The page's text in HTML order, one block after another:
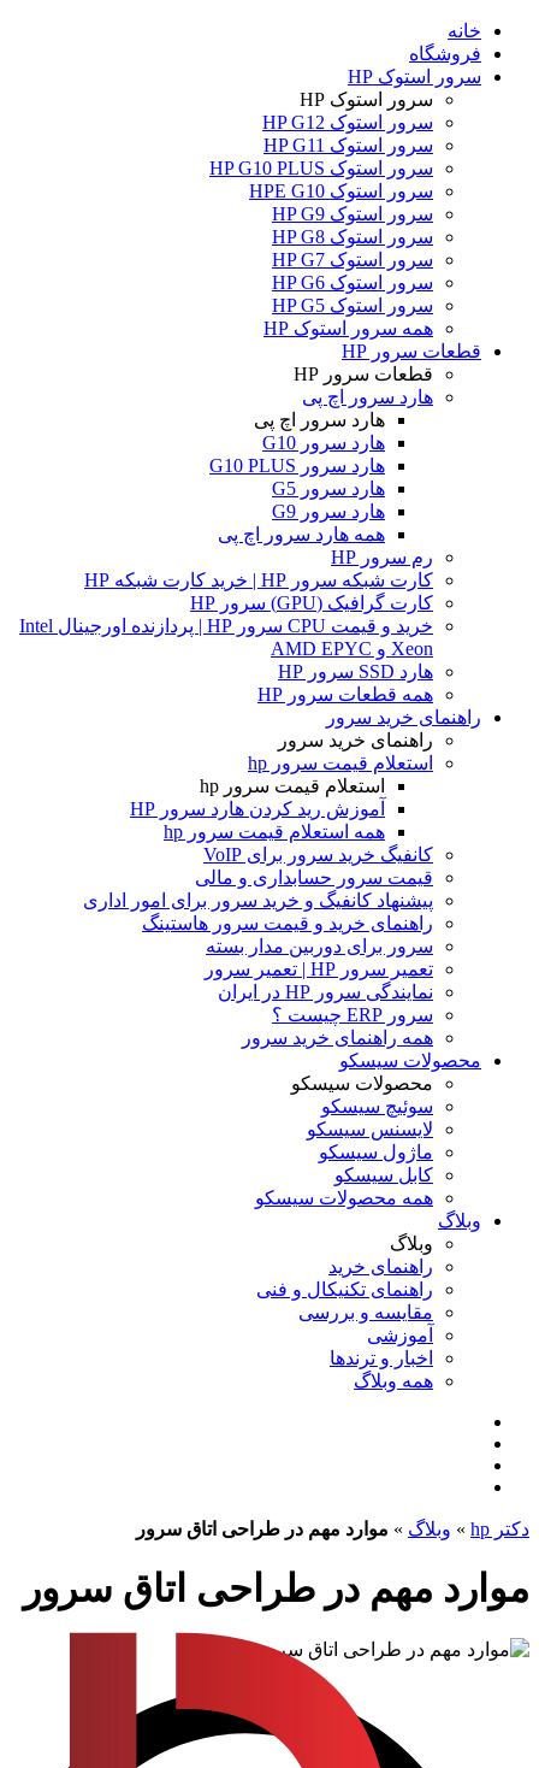
خانه
فروشگاه
سرور استوک HP
سرور استوک HP
سرور استوک HP G12
سرور استوک HP G11
سرور استوک HP G10 PLUS
سرور استوک HPE G10
سرور استوک HP G9
سرور استوک HP G8
سرور استوک HP G7
سرور استوک HP G6
سرور استوک HP G5
همه سرور استوک HP
قطعات سرور HP
قطعات سرور HP
هارد سرور اچ پی
هارد سرور اچ پی
هارد سرور G10
هارد سرور G10 PLUS
هارد سرور G5
هارد سرور G9
همه هارد سرور اچ پی
رم سرور HP
کارت شبکه سرور HP | خرید کارت شبکه HP
کارت گرافیک (GPU) سرور HP
خرید و قیمت CPU سرور HP | پردازنده اورجینال Intel
Xeon و AMD EPYC
هارد SSD سرور HP
همه قطعات سرور HP
راهنمای خرید سرور
راهنمای خرید سرور
استعلام قیمت سرور hp
استعلام قیمت سرور hp
آموزش ريد كردن هارد سرور HP
همه استعلام قیمت سرور hp
کانفیگ خرید سرور برای VoIP
قیمت سرور حسابداری و مالی
پیشنهاد کانفیگ و خرید سرور برای امور اداری
راهنمای خرید و قیمت سرور هاستینگ
سرور برای دوربین مدار بسته
تعمیر سرور HP | تعمیر سرور
نمایندگی سرور HP در ایران
سرور ERP چیست ؟
همه راهنمای خرید سرور
محصولات سیسکو
محصولات سیسکو
سوئیچ سیسکو
لایسنس سیسکو
ماژول سیسکو
کابل سیسکو
همه محصولات سیسکو
وبلاگ
وبلاگ
راهنمای خرید
راهنمای تکنیکال و فنی
مقایسه و بررسی
آموزشی
اخبار و ترندها
همه وبلاگ
دکتر hp » وبلاگ » موارد مهم در طراحی اتاق سرور
موارد مهم در طراحی اتاق سرور